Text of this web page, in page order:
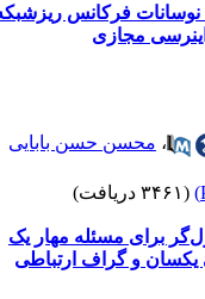
فرکانس ریزشبکه
مجازی
،محسن حسن بابایی
(۳۴۶۱ دریافت)
برای مسئله مهار یک
و گراف ارتباطی